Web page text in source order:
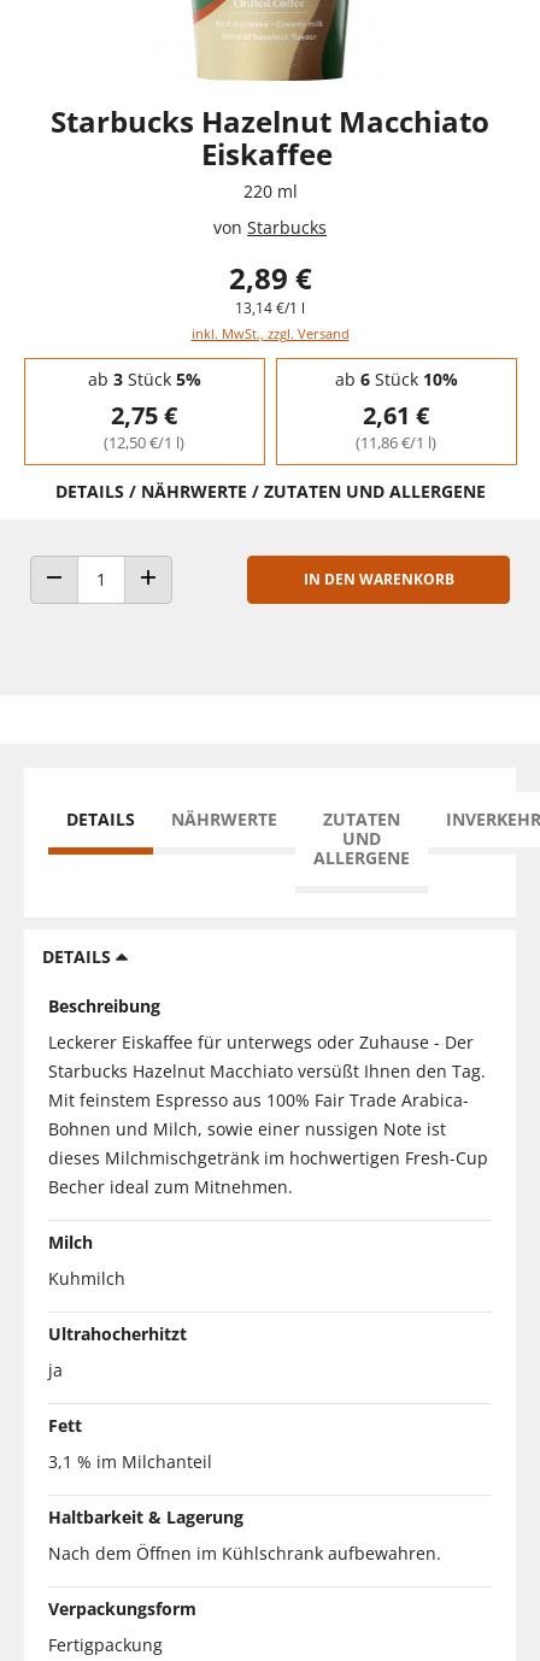
Starbucks Hazelnut Macchiato
Eiskaffee
220 ml
von Starbucks
2,89 €
13,14 €/1 l
inkl. MwSt., zzgl. Versand
Staffelpreise - Mengenrabatt
ab 3Stück 5%
2,75 €
(12,50 €/1 l)
ab 6Stück 10%
2,61 €
(11,86 €/1 l)
DETAILS / NÄHRWERTE / ZUTATEN UND ALLERGENE
ANZAHL VERRINGERNANZAHL ERHÖHEN
IN DEN WARENKORB
DETAILS NÄHRWERTE
ZUTATEN
UND
ALLERGENE
DETAILS
Beschreibung
Leckerer Eiskaffee für unterwegs oder Zuhause - Der
Starbucks Hazelnut Macchiato versüßt Ihnen den Tag.
Mit feinstem Espresso aus 100% Fair Trade Arabica-
Bohnen und Milch, sowie einer nussigen Note ist
dieses Milchmischgetränk im hochwertigen Fresh-Cup
Becher ideal zum Mitnehmen.
Milch
Kuhmilch
Ultrahocherhitzt
ja
Fett
3,1 % im Milchanteil
Haltbarkeit & Lagerung
Nach dem Öffnen im Kühlschrank aufbewahren.
Verpackungsform
Fertigpackung